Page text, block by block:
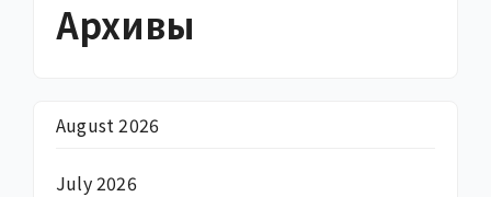
Архивы
August 2026
July 2026